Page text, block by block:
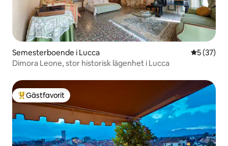
Semesterboende i Lucca 5 av 5 i
5 (37)
Dimora Leone, stor historisk lägenhet i Lucca
Populär gästfavorit
Gästfavorit